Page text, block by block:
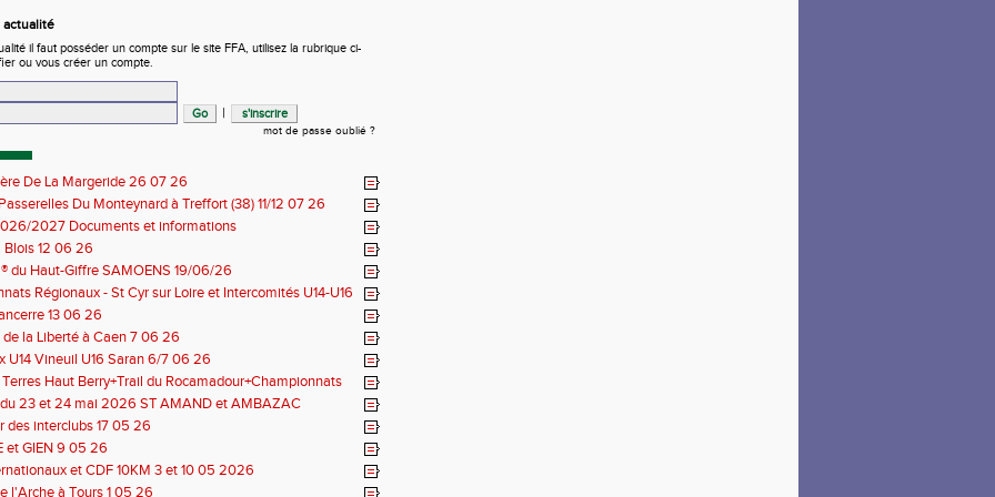
actualité
il faut posséder un compte sur le site FFA, utilisez la rubrique ci-
ou vous créer un compte.
|
mot de passe oublié ?
De La Margeride 26 07 26
Du Monteynard à Treffort (38) 11/12 07 26
2027 Documents et informations
Blois 12 06 26
du Haut-Giffre SAMOENS 19/06/26
Régionaux - St Cyr sur Loire et Intercomités U14-U16
06 2613 06 26
la Liberté à Caen 7 06 26
U14 Vineuil U16 Saran 6/7 06 26
Haut Berry+Trail du Rocamadour+Championnats
31 05 2026
23 et 24 mai 2026 ST AMAND et AMBAZAC
des interclubs 17 05 26
et GIEN 9 05 26
et CDF 10KM 3 et 10 05 2026
l'Arche à Tours 1 05 26